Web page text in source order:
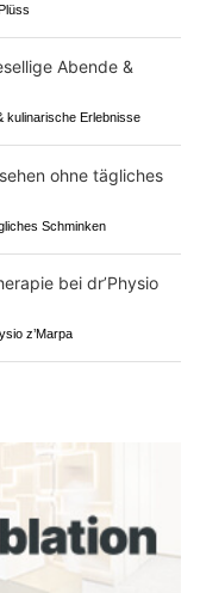
kulinarische Erlebnisse
Schminken
z’Marpa